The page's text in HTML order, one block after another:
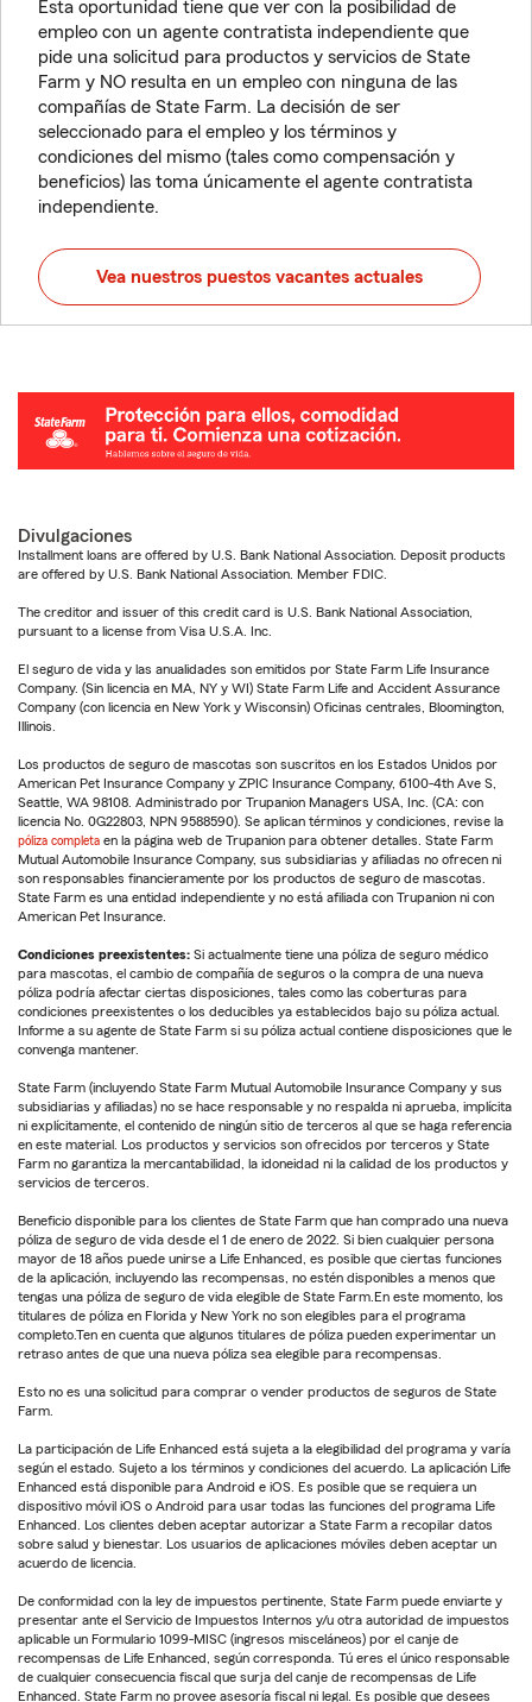
Esta oportunidad tiene que ver con la posibilidad de
empleo con un agente contratista independiente que
pide una solicitud para productos y servicios de State
Farm y NO resulta en un empleo con ninguna de las
compañías de State Farm. La decisión de ser
seleccionado para el empleo y los términos y
condiciones del mismo (tales como compensación y
beneficios) las toma únicamente el agente contratista
independiente.
Vea nuestros puestos vacantes actuales
Divulgaciones
Installment loans are offered by U.S. Bank National Association. Deposit products
are offered by U.S. Bank National Association. Member FDIC.
The creditor and issuer of this credit card is U.S. Bank National Association,
pursuant to a license from Visa U.S.A. Inc.
El seguro de vida y las anualidades son emitidos por State Farm Life Insurance
Company. (Sin licencia en MA, NY y WI) State Farm Life and Accident Assurance
Company (con licencia en New York y Wisconsin) Oficinas centrales, Bloomington,
Illinois.
Los productos de seguro de mascotas son suscritos en los Estados Unidos por
American Pet Insurance Company y ZPIC Insurance Company, 6100-4th Ave S,
Seattle, WA 98108. Administrado por Trupanion Managers USA, Inc. (CA: con
licencia No. 0G22803, NPN 9588590). Se aplican términos y condiciones, revise la
póliza completa en la página web de Trupanion para obtener detalles. State Farm
Mutual Automobile Insurance Company, sus subsidiarias y afiliadas no ofrecen ni
son responsables financieramente por los productos de seguro de mascotas.
State Farm es una entidad independiente y no está afiliada con Trupanion ni con
American Pet Insurance.
Condiciones preexistentes: Si actualmente tiene una póliza de seguro médico
para mascotas, el cambio de compañía de seguros o la compra de una nueva
póliza podría afectar ciertas disposiciones, tales como las coberturas para
condiciones preexistentes o los deducibles ya establecidos bajo su póliza actual.
Informe a su agente de State Farm si su póliza actual contiene disposiciones que le
convenga mantener.
State Farm (incluyendo State Farm Mutual Automobile Insurance Company y sus
subsidiarias y afiliadas) no se hace responsable y no respalda ni aprueba, implícita
ni explícitamente, el contenido de ningún sitio de terceros al que se haga referencia
en este material. Los productos y servicios son ofrecidos por terceros y State
Farm no garantiza la mercantabilidad, la idoneidad ni la calidad de los productos y
servicios de terceros.
Beneficio disponible para los clientes de State Farm que han comprado una nueva
póliza de seguro de vida desde el 1 de enero de 2022. Si bien cualquier persona
mayor de 18 años puede unirse a Life Enhanced, es posible que ciertas funciones
de la aplicación, incluyendo las recompensas, no estén disponibles a menos que
tengas una póliza de seguro de vida elegible de State Farm.En este momento, los
titulares de póliza en Florida y New York no son elegibles para el programa
completo.Ten en cuenta que algunos titulares de póliza pueden experimentar un
retraso antes de que una nueva póliza sea elegible para recompensas.
Esto no es una solicitud para comprar o vender productos de seguros de State
Farm.
La participación de Life Enhanced está sujeta a la elegibilidad del programa y varía
según el estado. Sujeto a los términos y condiciones del acuerdo. La aplicación Life
Enhanced está disponible para Android e iOS. Es posible que se requiera un
dispositivo móvil iOS o Android para usar todas las funciones del programa Life
Enhanced. Los clientes deben aceptar autorizar a State Farm a recopilar datos
sobre salud y bienestar. Los usuarios de aplicaciones móviles deben aceptar un
acuerdo de licencia.
De conformidad con la ley de impuestos pertinente, State Farm puede enviarte y
presentar ante el Servicio de Impuestos Internos y/u otra autoridad de impuestos
aplicable un Formulario 1099-MISC (ingresos misceláneos) por el canje de
recompensas de Life Enhanced, según corresponda. Tú eres el único responsable
de cualquier consecuencia fiscal que surja del canje de recompensas de Life
Enhanced. State Farm no provee asesoría fiscal ni legal. Es posible que desees